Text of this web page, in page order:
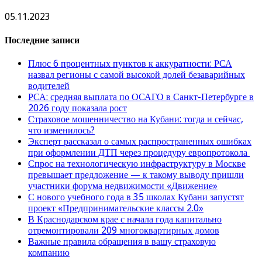
05.11.2023
Последние записи
Плюс 6 процентных пунктов к аккуратности: РСА
назвал регионы с самой высокой долей безаварийных
водителей
РСА: средняя выплата по ОСАГО в Санкт-Петербурге в
2026 году показала рост
Страховое мошенничество на Кубани: тогда и сейчас,
что изменилось?
Эксперт рассказал о самых распространенных ошибках
при оформлении ДТП через процедуру европротокола
Спрос на технологическую инфраструктуру в Москве
превышает предложение — к такому выводу пришли
участники форума недвижимости «Движение»
С нового учебного года в 35 школах Кубани запустят
проект «Предпринимательские классы 2.0»
В Краснодарском крае с начала года капитально
отремонтировали 209 многоквартирных домов
Важные правила обращения в вашу страховую
компанию